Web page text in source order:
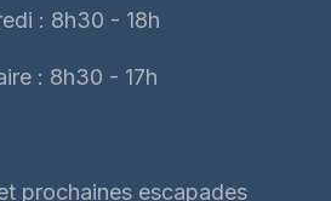
: 8h30 - 18h
: 8h30 - 17h
prochaines escapades